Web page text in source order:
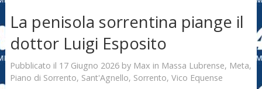
La penisola sorrentina piange il
dottor Luigi Esposito
Pubblicato il 17 Giugno 2026by Max in Massa Lubrense, Meta,
Piano di Sorrento, Sant'Agnello, Sorrento, Vico Equense